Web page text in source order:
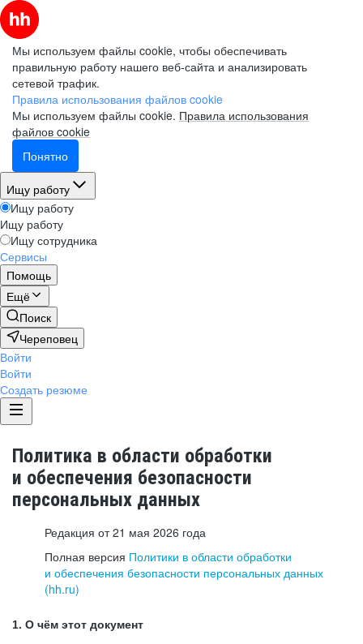
Мы используем файлы cookie, чтобы обеспечивать
правильную работу нашего веб-сайта и анализировать
сетевой трафик.
Правила использования файлов cookie
Мы используем файлы cookie. Правила использования
файлов cookie
Понятно
Ищу работу
Ищу работу
Ищу работу
Ищу сотрудника
Сервисы
Помощь
Ещё
Поиск
Череповец
Войти
Войти
Создать резюме
Политика в области обработки
и обеспечения безопасности
персональных данных
Редакция от 21 мая 2026 года
Полная версия Политики в области обработки
и обеспечения безопасности персональных данных
(hh.ru)
1. О чём этот документ